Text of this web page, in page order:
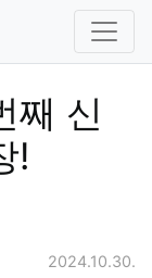
째 신
!
2024.10.30.